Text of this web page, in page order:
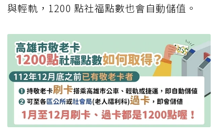
與輕軌，1200 點社福點數也會自動儲值。